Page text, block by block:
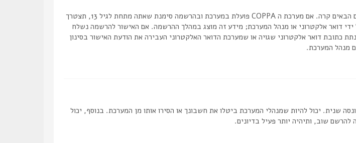
ראשית, בדוק את שם המשתמש והסיסמה שהזנת. אם הם נכונים, אז כנראה ואת מהדברים הבאים קרה. אם מערכת ה COPPA פועלת במערכת ובהרשמה סימנת שאתה מתחת לגיל 13, תצטרך
דואר אלקטרוני או מנהל המערכת; מידע זה מוצג במהלך ההרשמה. אם האישור להרשמה נשלח
כתובת דואר אלקטרוני שגויה או שמערכת הדואר האלקטרוני העבירה את הודעת האישור בסינון
מנהל המערכת.
יכול להיות שמנהלי המערכת ביטלו את חשבונך או הסירו אותו מן המערכת. בנוסף, יכול
שוב, ותיהיה יותר פעיל בדיונים.